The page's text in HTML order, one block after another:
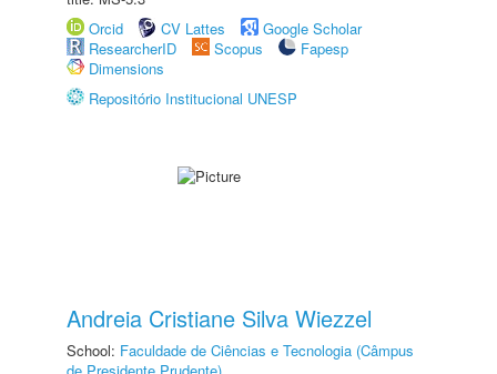
Orcid
CV Lattes
Google Scholar
ResearcherID
Scopus
Fapesp
Dimensions
Repositório Institucional UNESP
Andreia Cristiane Silva Wiezzel
School: Faculdade de Ciências e Tecnologia (Câmpus